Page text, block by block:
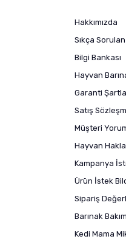
Hakkımızda
Sıkça
Bilgi Bankası
Hayvan
Garanti
Satış
Müşteri
Hayvan
Kampanya
Ürün İstek
Sipariş
Barınak
Kedi Mama